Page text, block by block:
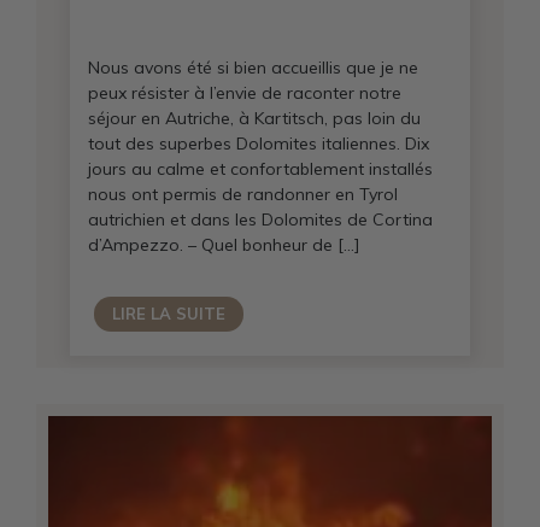
Nous avons été si bien accueillis que je ne
peux résister à l’envie de raconter notre
séjour en Autriche, à Kartitsch, pas loin du
tout des superbes Dolomites italiennes. Dix
jours au calme et confortablement installés
nous ont permis de randonner en Tyrol
autrichien et dans les Dolomites de Cortina
d’Ampezzo. – Quel bonheur de […]
LIRE LA SUITE